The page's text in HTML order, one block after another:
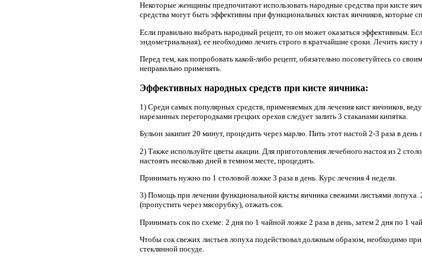
Некоторые женщины предпочитают использовать народные средства при кисте
средства могут быть эффективны при функциональных кистах яичников, которые
Если правильно выбрать народный рецепт, то он может оказаться эффективным.
эндометриальная), ее необходимо лечить строго в кратчайшие сроки. Лечить
Перед тем, как попробовать какой-либо рецепт, обязательно посоветуйтесь со
неправильно применять.
Эффективных народных средств при кисте яичника:
1) Среди самых популярных средств, применяемых для лечения кист яичников,
нарезанных перегородками грецких орехов следует залить 3 стаканами кипятка.
Бульон закипит 20 минут, процедить через марлю. Пить этот настой 2-3 раза в день
2) Также используйте цветы акации. Для приготовления лечебного настоя из 2
настоять несколько дней в темном месте, процедить.
Принимать нужно по 1 столовой ложке 3 раза в день. Курс лечения 4 недели.
3) Помощь при лечении функциональной кисты яичника свежими листьями лопуха.
(пропустить через мясорубку), отжать сок.
Принимать сок по схеме: 2 дня по 1 чайной ложке 2 раза в день, затем 2 дня по 1
Чтобы сок свежих листьев лопуха подействовал должным образом, необходимо
стеклянной посуде.